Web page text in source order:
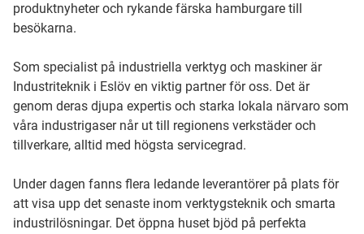
produktnyheter och rykande färska hamburgare till
besökarna.
Som specialist på industriella verktyg och maskiner är
Industriteknik i Eslöv en viktig partner för oss. Det är
genom deras djupa expertis och starka lokala närvaro som
våra industrigaser når ut till regionens verkstäder och
tillverkare, alltid med högsta servicegrad.
Under dagen fanns flera ledande leverantörer på plats för
att visa upp det senaste inom verktygsteknik och smarta
industrilösningar. Det öppna huset bjöd på perfekta